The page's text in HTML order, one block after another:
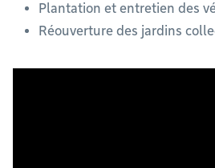
Plantation et entretien des
Réouverture des jardins